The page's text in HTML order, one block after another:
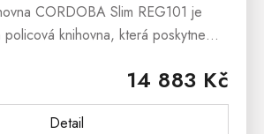
14 883 Kč
Detail
CORDOBA Slim REG101 je
knihovna, která poskytne
knihovna CORDOBA Slim...